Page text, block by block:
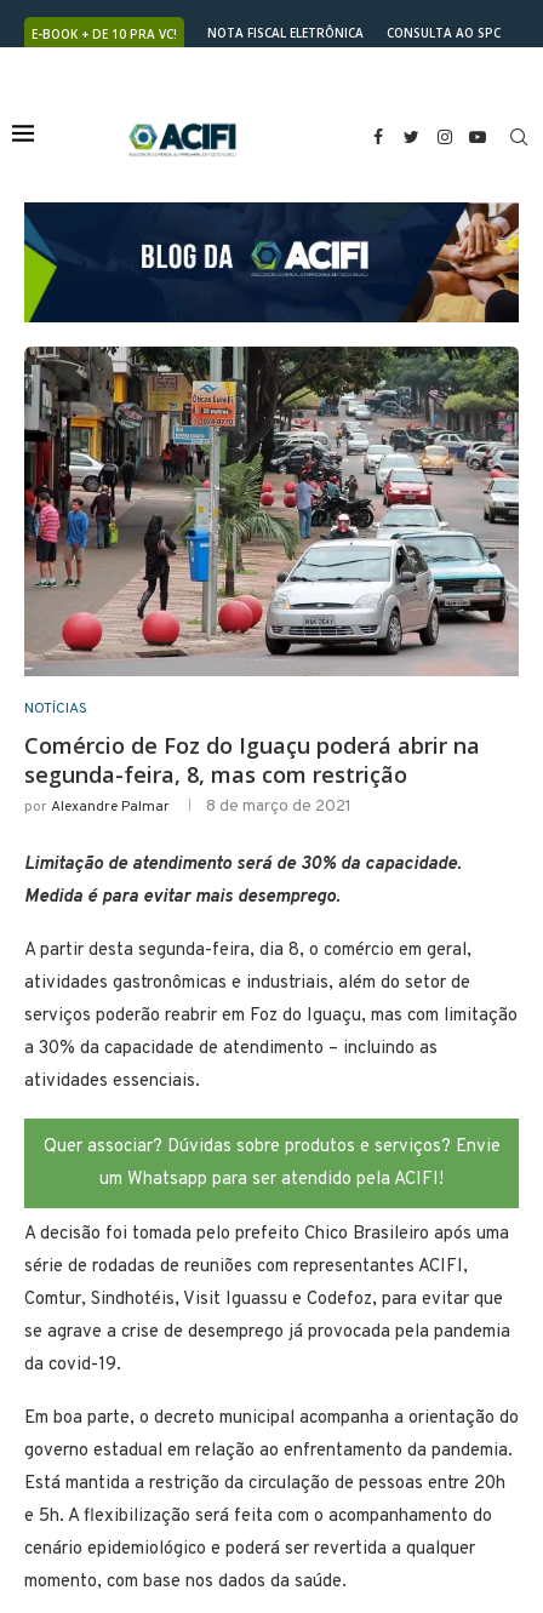
E-BOOK + DE 10 PRA VC! NOTA FISCAL ELETRÔNICA
CONSULTA AO SPC
NOTÍCIAS
Comércio de Foz do Iguaçu poderá abrir na
segunda-feira, 8, mas com restrição
porAlexandre Palmar 8 de março de 2021
Limitação de atendimento será de 30% da capacidade.
Medida é para evitar mais desemprego.
A partir desta segunda-feira, dia 8, o comércio em geral,
atividades gastronômicas e industriais, além do setor de
serviços poderão reabrir em Foz do Iguaçu, mas com limitação
a 30% da capacidade de atendimento – incluindo as
atividades essenciais.
Quer associar? Dúvidas sobre produtos e serviços? Envie
um Whatsapp para ser atendido pela ACIFI!
A decisão foi tomada pelo prefeito Chico Brasileiro após uma
série de rodadas de reuniões com representantes ACIFI,
Comtur, Sindhotéis, Visit Iguassu e Codefoz, para evitar que
se agrave a crise de desemprego já provocada pela pandemia
da covid-19.
Em boa parte, o decreto municipal acompanha a orientação do
governo estadual em relação ao enfrentamento da pandemia.
Está mantida a restrição da circulação de pessoas entre 20h
e 5h. A flexibilização será feita com o acompanhamento do
cenário epidemiológico e poderá ser revertida a qualquer
momento, com base nos dados da saúde.